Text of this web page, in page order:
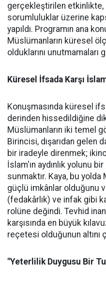
gerçekleştirilen
sorumluluklar üzerine
yapıldı. Programın ana
Müslümanların küresel
olduklarını unutmamaları
Küresel İfsada Karşı
Konuşmasında küresel
derinden hissedildiğine
Müslümanların iki temel
Birincisi, dışarıdan gelen
bir iradeyle direnmek;
İslam'ın aydınlık yolunu bir
sunmaktır. Kaya, bu
güçlü imkânlar olduğunu
(fedakârlık) ve infak gibi
rolüne değindi. Tevhid
karşısında en büyük
reçetesi olduğunun altını
"Yeterlilik Duygusu Bir